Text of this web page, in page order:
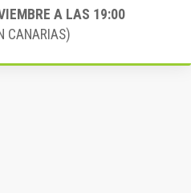
A LAS 19:00
CANARIAS)